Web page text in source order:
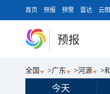
首页 预报 预警 雷达 云图
预报
全国 >广东 >河源 >
今天